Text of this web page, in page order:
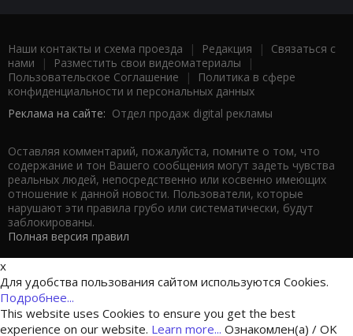
Наши контакты и схема проезда | Редакция | Связаться с
нами | Разместить свои видеоматериалы |
Пользовательское Соглашение |
Политика в сфере
конфиденциальности и персональных данных
Реклама на сайте: Отдел продаж digital рекламы
Оставляя комментарий, пожалуйста, помните о том, что
содержание и тон Вашего сообщения могут задеть чувства
реальных людей, непосредственно или косвенно имеющих
отношение к данной новости. Пользователи, которые
нарушают эти правила грубо или систематически, будут
заблокированы.
Полная версия правил
x
Для удобства пользования сайтом используются Cookies.
Подробнее...
This website uses Cookies to ensure you get the best
experience on our website. Learn more... Ознакомлен(а) / OK